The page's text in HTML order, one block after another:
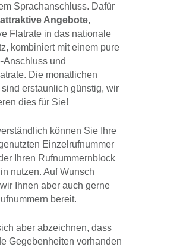
Sprachanschluss. Dafür
attraktive Angebote,
Flatrate in das nationale
kombiniert mit einem pure
Anschluss und
Die monatlichen
sind erstaunlich günstig, wir
dies für Sie!
können Sie Ihre
Einzelrufnummer
Ihren Rufnummernblock
nutzen. Auf Wunsch
Ihnen aber auch gerne
bereit.
aber abzeichnen, dass
Gegebenheiten vorhanden